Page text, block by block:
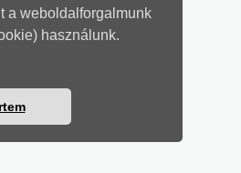
a weboldalforgalmunk
használunk.